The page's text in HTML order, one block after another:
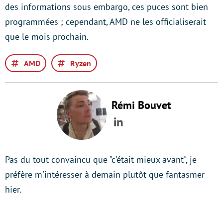
des informations sous embargo, ces puces sont bien
programmées ; cependant, AMD ne les officialiserait
que le mois prochain.
AMD Ryzen
Rémi Bouvet
LinkedIn
Pas du tout convaincu que "c'était mieux avant", je
préfère m'intéresser à demain plutôt que fantasmer
hier.